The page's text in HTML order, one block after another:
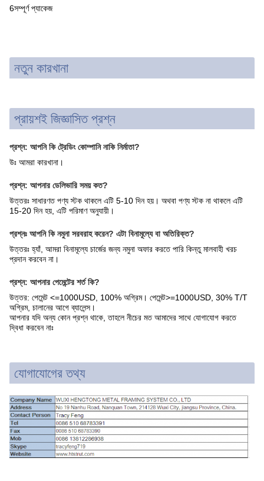
6সম্পূর্ণ প্যাকেজ
নতুন কারখানা
প্রায়শই জিজ্ঞাসিত প্রশ্ন
প্রশ্ন: আপনি কি ট্রেডিং কোম্পানি নাকি নির্মাতা?
উঃ আমরা কারখানা।
প্রশ্ন: আপনার ডেলিভারি সময় কত?
উত্তরঃ সাধারণত পণ্য স্টক থাকলে এটি 5-10 দিন হয়। অথবা পণ্য স্টক না থাকলে এটি
15-20 দিন হয়, এটি পরিমাণ অনুযায়ী।
প্রশ্নঃ আপনি কি নমুনা সরবরাহ করেন? এটা বিনামূল্যে বা অতিরিক্ত?
উত্তরঃ হ্যাঁ, আমরা বিনামূল্যে চার্জের জন্য নমুনা অফার করতে পারি কিন্তু মালবাহী খরচ
প্রদান করবেন না।
প্রশ্ন: আপনার পেমেন্টের শর্ত কি?
উত্তর: পেমেন্ট <=1000USD, 100% অগ্রিম। পেমেন্ট>=1000USD, 30% T/T
অগ্রিম, চালানের আগে ব্যালেন্স।
আপনার যদি অন্য কোন প্রশ্ন থাকে, তাহলে নীচের মত আমাদের সাথে যোগাযোগ করতে
দ্বিধা করবেন নাঃ
যোগাযোগের তথ্য